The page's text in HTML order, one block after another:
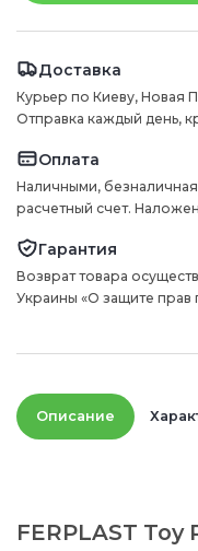
Доставка
Курьер по Киеву, Новая
Отправка каждый день,
Оплата
Наличными,
расчетный счет.
Гарантия
Возврат товара
Украины «О защите прав
Описание
FERPLAST